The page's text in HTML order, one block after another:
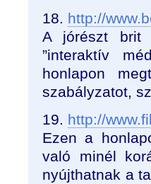
18. http://
A jórészt brit
”interaktív
honlapon
szabályzatot,
19. http://
Ezen a
való minél
nyújthatnak a